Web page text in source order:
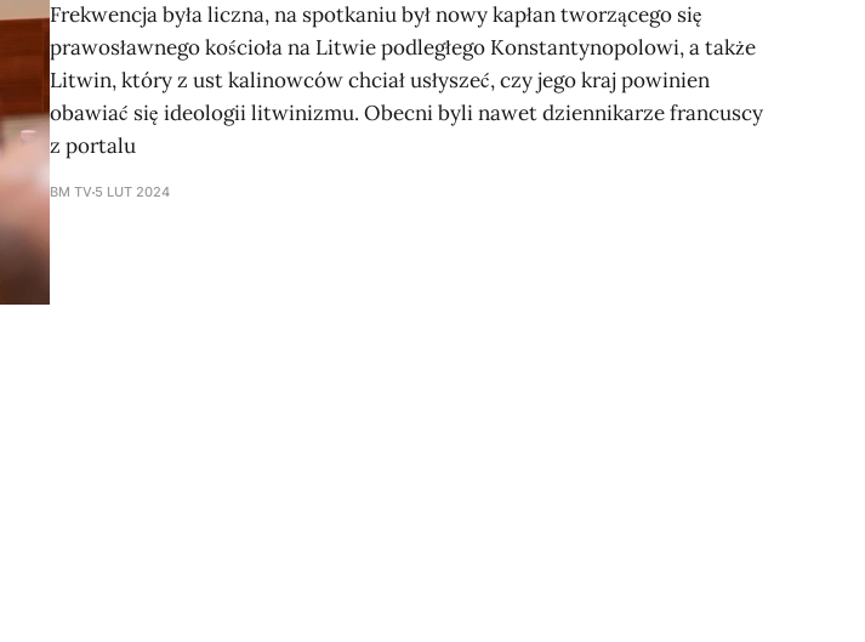
Frekwencja była liczna, na spotkaniu był nowy kapłan tworzącego się
prawosławnego kościoła na Litwie podległego Konstantynopolowi, a także
Litwin, który z ust kalinowców chciał usłyszeć, czy jego kraj powinien
obawiać się ideologii litwinizmu. Obecni byli nawet dziennikarze francuscy
z portalu
BM TV 5 LUT 2024